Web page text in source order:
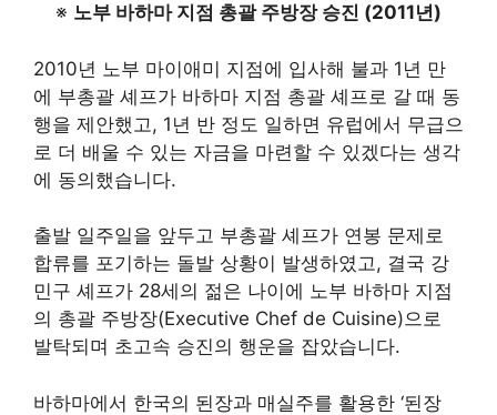
※ 노부 바하마 지점 총괄 주방장 승진 (2011년)
2010년 노부 마이애미 지점에 입사해 불과 1년 만
에 부총괄 셰프가 바하마 지점 총괄 셰프로 갈 때 동
행을 제안했고, 1년 반 정도 일하면 유럽에서 무급으
로 더 배울 수 있는 자금을 마련할 수 있겠다는 생각
에 동의했습니다.
출발 일주일을 앞두고 부총괄 셰프가 연봉 문제로
합류를 포기하는 돌발 상황이 발생하였고, 결국 강
민구 셰프가 28세의 젊은 나이에 노부 바하마 지점
의 총괄 주방장(Executive Chef de Cuisine)으로
발탁되며 초고속 승진의 행운을 잡았습니다.
바하마에서 한국의 된장과 매실주를 활용한 ‘된장